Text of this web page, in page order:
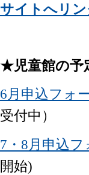
サイトへリ
★児童館の
6月申込フォ
受付中）
7・8月申込
開始)